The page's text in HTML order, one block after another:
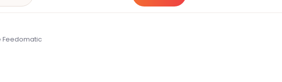
Feedomatic